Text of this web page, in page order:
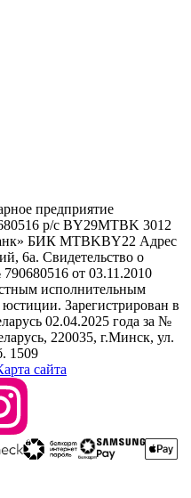
для окрашивания волос
65Б, офис 1509
15
пт 9:00–17:00
предприятие
р/с BY29MTBK 3012
БИК MTBKBY22 Адрес
6а. Свидетельство о
от 03.11.2010
исполнительным
Зарегистрирован в
02.04.2025 года за №
220035, г.Минск, ул.
1509
сайта